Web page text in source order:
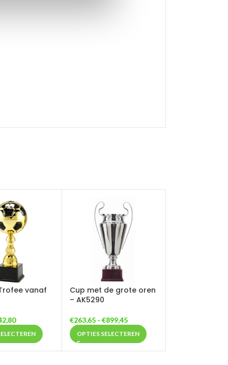
vanaf
Cup met de grote oren
– AK5290
€263,65 - €899,45
OPTIES SELECTEREN